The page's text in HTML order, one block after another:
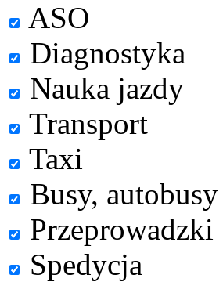
ASO
Diagnostyka
Nauka jazdy
Transport
Taxi
Busy, autobusy
Przeprowadzki
Spedycja